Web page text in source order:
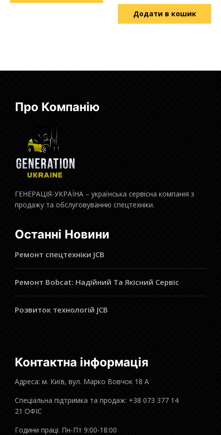
Додати в кошик
Про Компанію
ГЕНЕРАЦІЯ-УКРАЇНА – українська сервісна компанія з
продажу та обслуговуванню спецтехніки.
Останні Новини
Ремонт спецтехніки JCB
Ремонт Bobcat: Надійний Та Якісний Сервіс
Розвиток технологій JCB
Контактна інформація
Адреса: м. Київ, вул. Марко Вовчок 18 А
Спеціальна підтримка та продаж: +38 073 377 14
21 ОФІС
Години праці: Пн-Пт 9:00-18:00